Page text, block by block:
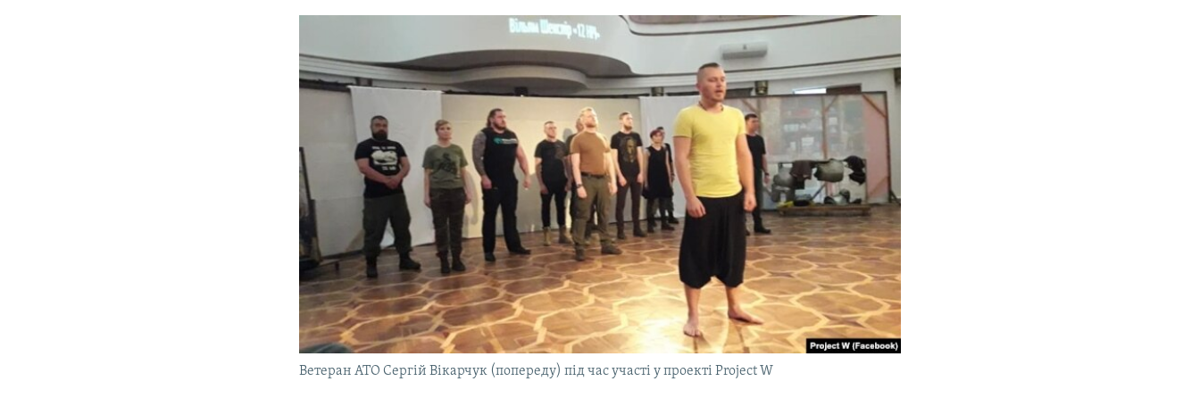
Ветеран АТО Сергій Вікарчук (попереду) під час участі у проекті Project W